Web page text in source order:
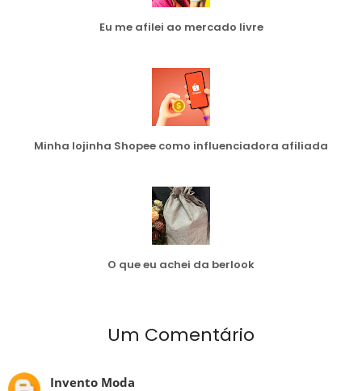
Eu me afilei ao mercado livre
Minha lojinha Shopee como influenciadora afiliada
O que eu achei da berlook
Um Comentário
Invento Moda